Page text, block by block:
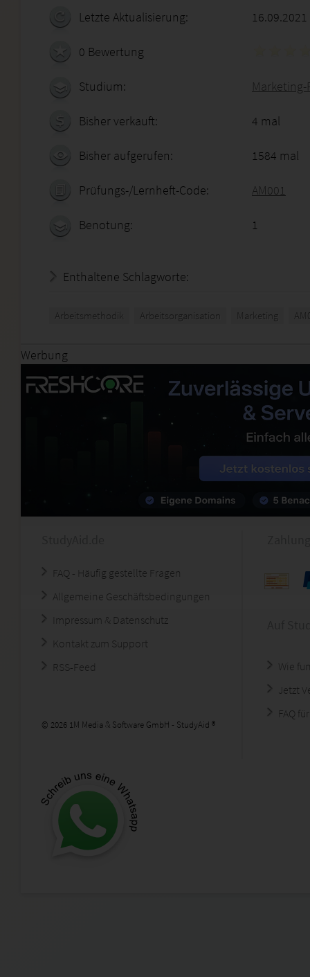
Letzte Aktualisierung: 16.09.2021
0 Bewertung
Studium:
Bisher verkauft: 4 mal
Bisher aufgerufen: 1584 mal
Prüfungs-/Lernheft-Code: AM001
Benotung: 1
Enthaltene Schlagworte:
Arbeitsmethodik Arbeitsorganisation Marketing
Werbung
FAQ - Häufig gestellte Fragen
Allgemeine Geschäftsbedingungen
Impressum & Datenschutz
Kontakt zum Support
RSS-Feed
© 2026 1M Media & Software GmbH - StudyAid ®
Wie
Jetzt
FAQ